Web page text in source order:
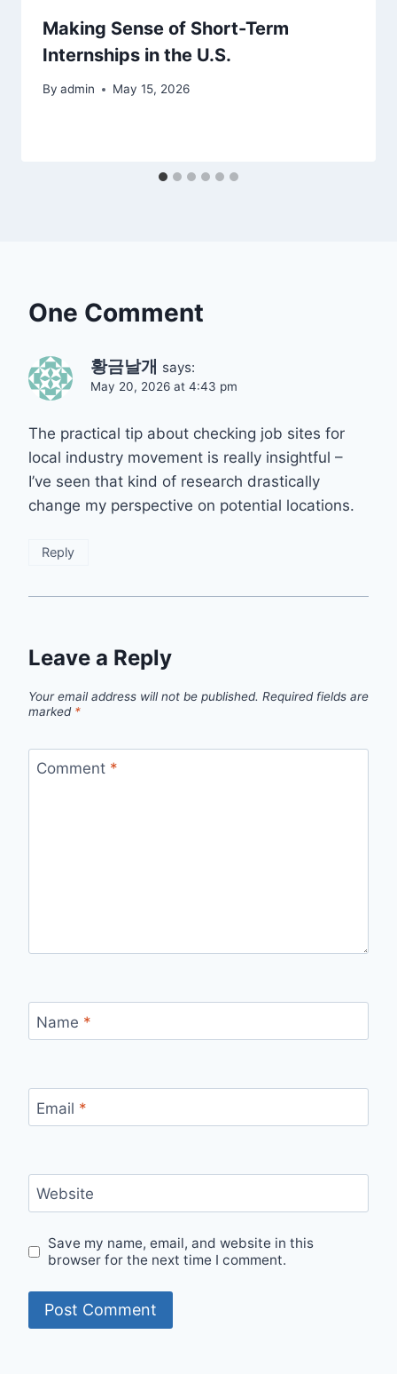
Making Sense of Short-Term
Internships in the U.S.
By admin May 15, 2026
One Comment
황금날개 says:
May 20, 2026 at 4:43 pm
The practical tip about checking job sites for
local industry movement is really insightful –
I’ve seen that kind of research drastically
change my perspective on potential locations.
Reply
Leave a Reply
Your email address will not be published. Required fields are
marked *
Comment *
Name *
Email *
Website
Save my name, email, and website in this
browser for the next time I comment.